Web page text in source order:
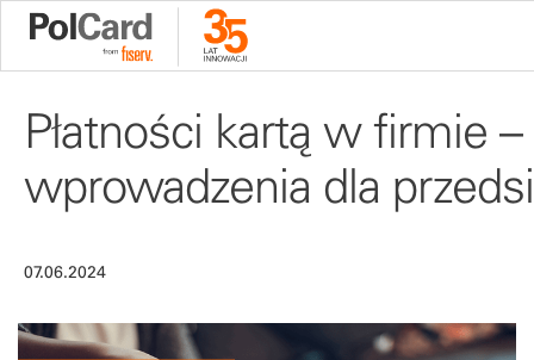
Płatności kartą w firmie
wprowadzenia dla
07.06.2024